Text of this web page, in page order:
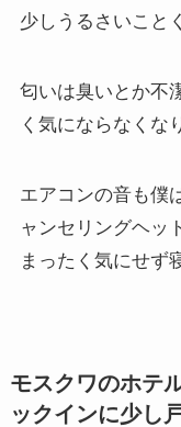
少しうるさいこと
匂いは臭いとか不
く気にならなくな
エアコンの音も僕
ャンセリングヘッ
まったく気にせず
モスクワのホテ
ックインに少し